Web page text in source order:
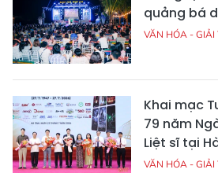
quảng bá
VĂN HÓA - GIẢI
Khai mạc
79 năm
Liệt sĩ tại
VĂN HÓA - GIẢI